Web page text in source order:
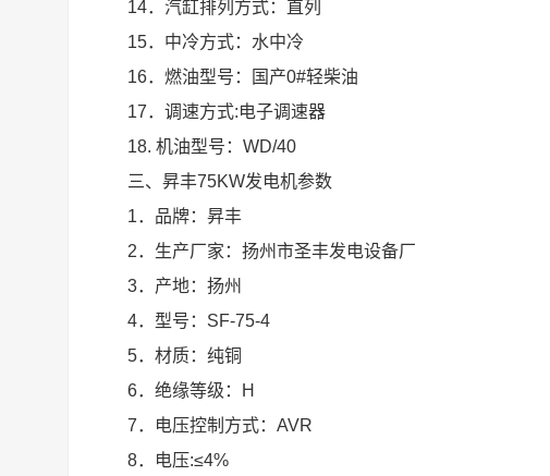
14．汽缸排列方式：直列
15．中冷方式：水中冷
16．燃油型号：国产0#轻柴油
17．调速方式:电子调速器
18. 机油型号：WD/40
三、昇丰75KW发电机参数
1．品牌：昇丰
2．生产厂家：扬州市圣丰发电设备厂
3．产地：扬州
4．型号：SF-75-4
5．材质：纯铜
6．绝缘等级：H
7．电压控制方式：AVR
8．电压:≤4%